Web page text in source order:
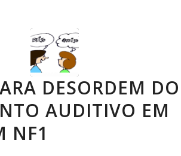
DESORDEM DO
AUDITIVO EM
NF1